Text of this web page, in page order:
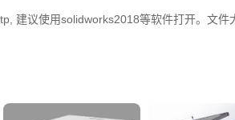
建议使用solidworks2018等软件打开。文件